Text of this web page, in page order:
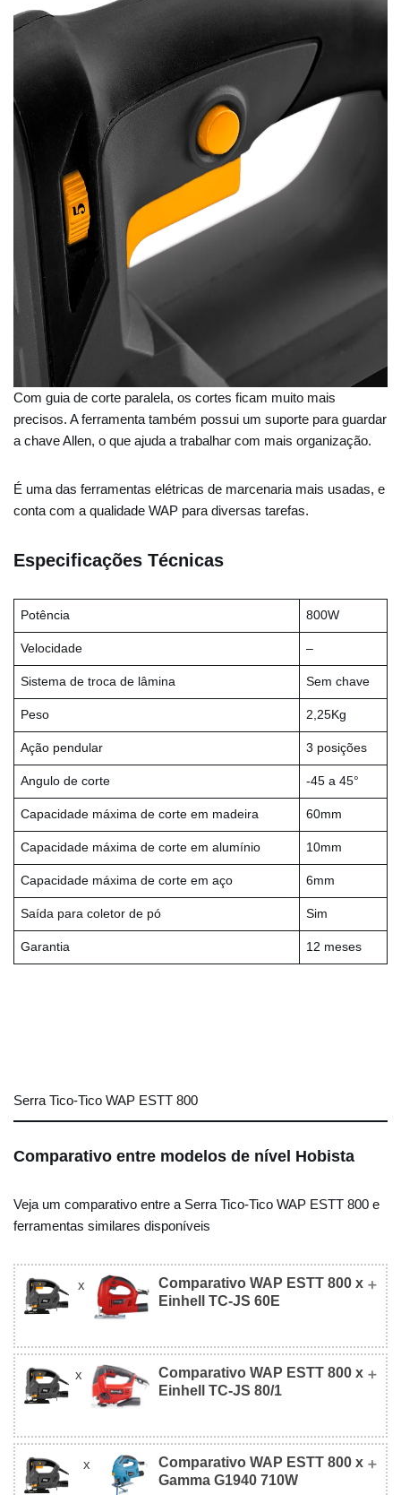
Com guia de corte paralela, os cortes ficam muito mais
precisos. A ferramenta também possui um suporte para guardar
a chave Allen, o que ajuda a trabalhar com mais organização.
É uma das ferramentas elétricas de marcenaria mais usadas, e
conta com a qualidade WAP para diversas tarefas.
Especificações Técnicas
Potência 800W
Velocidade –
Sistema de troca de lâmina Sem chave
Peso 2,25Kg
Ação pendular 3 posições
Angulo de corte -45 a 45°
Capacidade máxima de corte em madeira 60mm
Capacidade máxima de corte em alumínio 10mm
Capacidade máxima de corte em aço 6mm
Saída para coletor de pó Sim
Garantia 12 meses
Serra Tico-Tico WAP ESTT 800
Comparativo entre modelos de nível Hobista
Veja um comparativo entre a Serra Tico-Tico WAP ESTT 800 e
ferramentas similares disponíveis
x
Comparativo WAP ESTT 800 x
Einhell TC-JS 60E
WAP ESTT 800 Einhell TC-JS 60E
Foto
x
Comparativo WAP ESTT 800 x
Einhell TC-JS 80/1
WAP ESTT 800
Einhell TC-JS
x
Comparativo WAP ESTT 800 x
Gamma G1940 710W